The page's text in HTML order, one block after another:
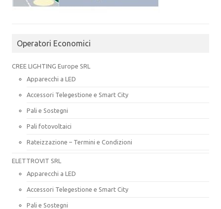
Operatori Economici
CREE LIGHTING Europe SRL
Apparecchi a LED
Accessori Telegestione e Smart City
Pali e Sostegni
Pali fotovoltaici
Rateizzazione – Termini e Condizioni
ELETTROVIT SRL
Apparecchi a LED
Accessori Telegestione e Smart City
Pali e Sostegni